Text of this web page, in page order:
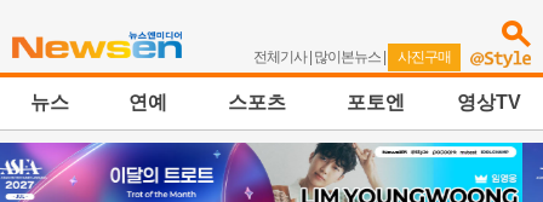
전체기사| 많이본뉴스 | 사진구매
뉴스 연예 스포츠 포토엔 영상TV